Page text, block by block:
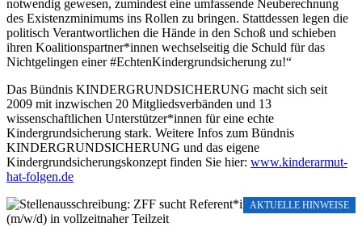
notwendig gewesen, zumindest eine umfassende Neuberechnung
des Existenzminimums ins Rollen zu bringen. Stattdessen legen die
politisch Verantwortlichen die Hände in den Schoß und schieben
ihren Koalitionspartner*innen wechselseitig die Schuld für das
Nichtgelingen einer #EchtenKindergrundsicherung zu!“
Das Bündnis KINDERGRUNDSICHERUNG macht sich seit
2009 mit inzwischen 20 Mitgliedsverbänden und 13
wissenschaftlichen Unterstützer*innen für eine echte
Kindergrundsicherung stark. Weitere Infos zum Bündnis
KINDERGRUNDSICHERUNG und das eigene
Kindergrundsicherungskonzept finden Sie hier: www.kinderarmut-
hat-folgen.de
AKTUELLE HINWEISE